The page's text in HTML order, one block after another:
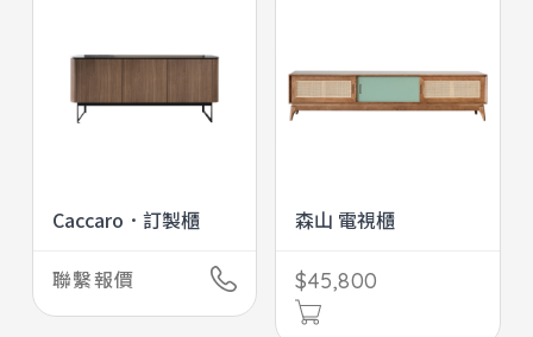
Caccaro．訂製櫃
聯繫報價
森山 電視櫃
$45,800